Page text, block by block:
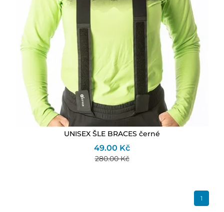
UNISEX ŠLE BRACES černé
49.00 Kč
280.00 Kč
1